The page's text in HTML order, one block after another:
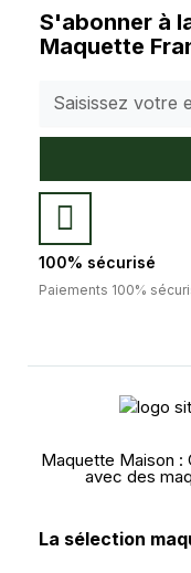
S'abonner à
Maquette
100% sécurisé
Paiements 100%
Maquette Maison :
avec des
La sélection